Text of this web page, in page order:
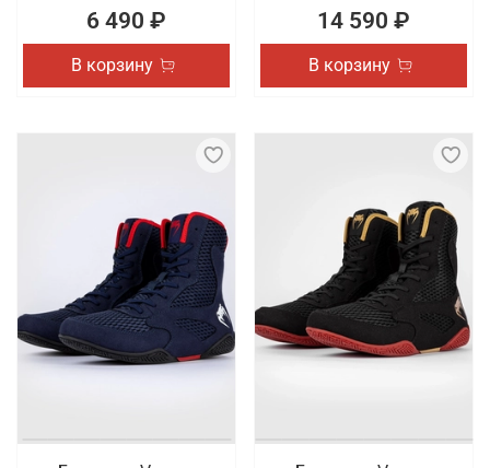
6 490 ₽
В корзину
14 590 ₽
В корзину